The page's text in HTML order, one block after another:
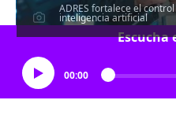
ADRES fortalece el
inteligencia artificial
Escucha
00:00